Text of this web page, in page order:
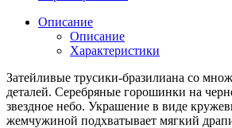
Описание
Описание
Характеристики
Затейливые трусики-бразилиана со
деталей. Серебряные горошинки на
звездное небо. Украшение в виде
жемчужиной подхватывает мягкий